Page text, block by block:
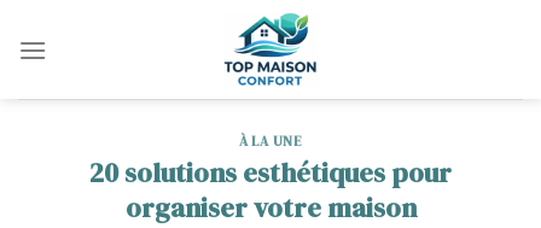
À LA UNE
20 solutions esthétiques pour
organiser votre maison